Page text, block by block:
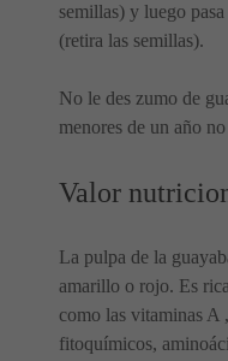
semillas) y luego
(retira las semillas).
No le des zumo de
menores de un año
Valor
La pulpa de la
amarillo o rojo. Es
como las vitaminas
fitoquímicos,